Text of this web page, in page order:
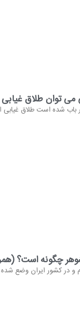
توان طلاق
باب شده است طلاق
چگونه است؟
و در کشور ایران وضع